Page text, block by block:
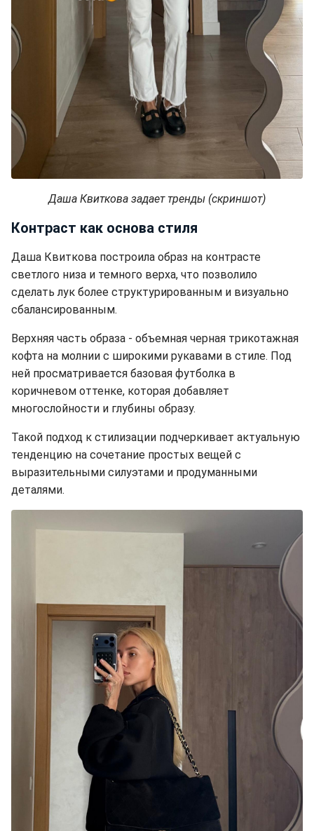
Даша Квиткова задает тренды (скриншот)
Контраст как основа стиля
Даша Квиткова построила образ на контрасте
светлого низа и темного верха, что позволило
сделать лук более структурированным и визуально
сбалансированным.
Верхняя часть образа - объемная черная трикотажная
кофта на молнии с широкими рукавами в стиле. Под
ней просматривается базовая футболка в
коричневом оттенке, которая добавляет
многослойности и глубины образу.
Такой подход к стилизации подчеркивает актуальную
тенденцию на сочетание простых вещей с
выразительными силуэтами и продуманными
деталями.